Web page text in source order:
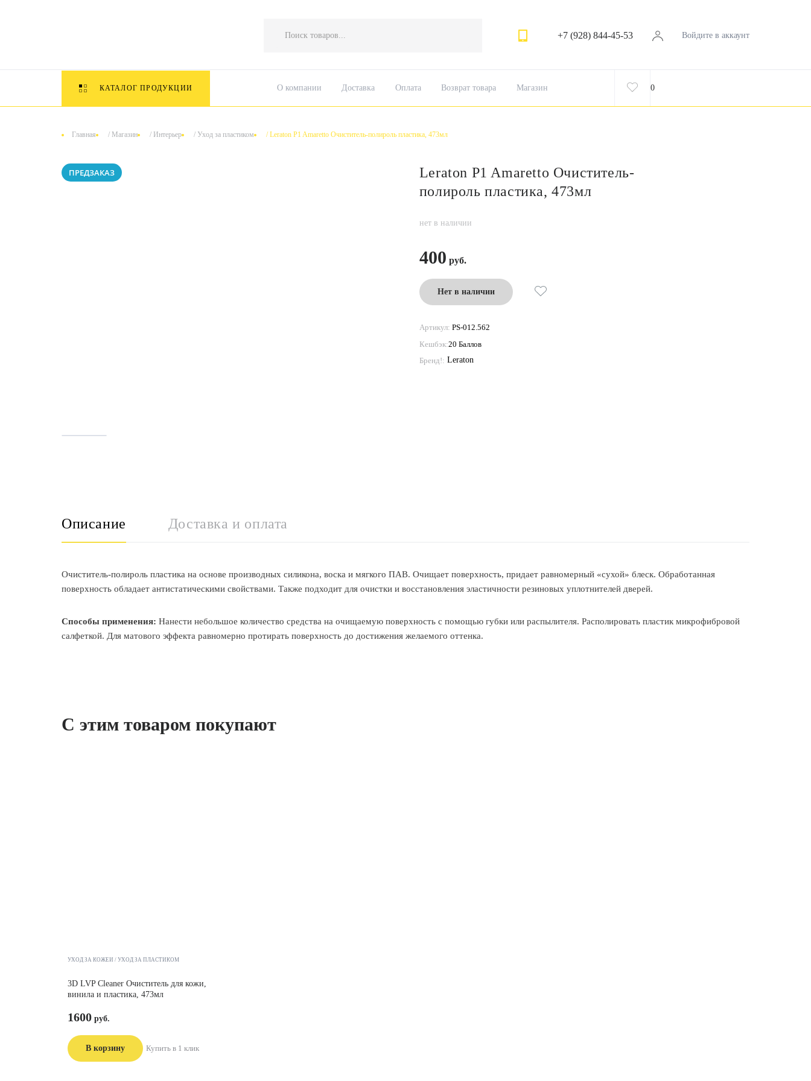
товаров
+7 (928) 844-45-53 Войдите в аккаунт
КАТАЛОГ ПРОДУКЦИИ О компании Доставка Оплата Возврат товара Магазин 0
Главная / Магазин / Интерьер / Уход за пластиком /Leraton P1 Amaretto Очиститель-полироль пластика, 473мл
ПРЕДЗАКАЗ
Leraton P1 Amaretto Очиститель-
полироль пластика, 473мл
нет в наличии
400
Нет в наличии
Артикул: PS-012.562
Кешбэк:20 Баллов
Бренд!: Leraton
Описание Доставка и оплата
Очиститель-полироль пластика на основе производных силикона, воска и мягкого ПАВ. Очищает поверхность, придает равномерный «сухой» блеск. Обработанная
поверхность обладает антистатическими свойствами. Также подходит для очистки и восстановления эластичности резиновых уплотнителей дверей.
Способы применения: Нанести небольшое количество средства на очищаемую поверхность с помощью губки или распылителя. Располировать пластик микрофибровой
салфеткой. Для матового эффекта равномерно протирать поверхность до достижения желаемого оттенка.
С этим товаром покупают
УХОД ЗА КОЖЕЙ УХОД ЗА ПЛАСТИКОМ
3D LVP Cleaner Очиститель для кожи,
винила и пластика, 473мл
1600
В корзину Купить в 1 клик